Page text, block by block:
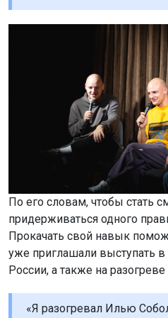
По его словам, чтобы стать
придерживаться одного
Прокачать свой навык
уже приглашали выступать в
России, а также на
«Я разогревал Илью